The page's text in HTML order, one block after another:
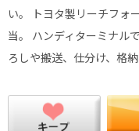
い。 トヨタ製リーチフォ
当。 ハンディターミナル
ろしや搬送、仕分け、格